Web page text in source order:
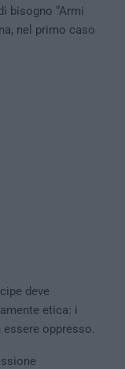
bisogno “Armi
nel primo caso
deve
etica: i
oppresso.